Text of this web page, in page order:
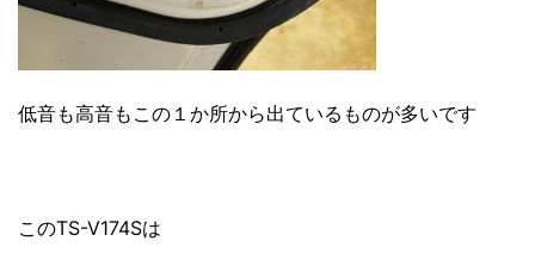
低音も高音もこの１か所から出ているものが多いです
このTS-V174Sは